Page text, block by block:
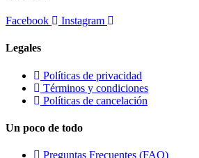
Facebook Instagram
Legales
Políticas de privacidad
Términos y condiciones
Políticas de cancelación
Un poco de todo
Preguntas Frecuentes (FAQ)